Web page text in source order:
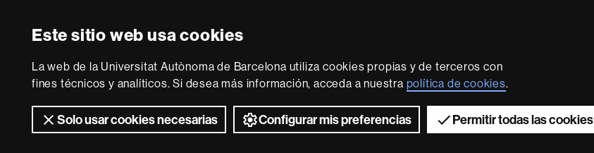
Este sitio web usa cookies
La web de la Universitat Autònoma de Barcelona utiliza cookies propias y de terceros con
fines técnicos y analíticos. Si desea más información, acceda a nuestra política de cookies.
Solo usar cookies necesarias Configurar mis preferencias Permitir todas las cookies
FFLFFLFFL
Euraxess
Sobre
esta
web
Aviso legal Protección de datos Sobre el web Accesibilidad web
2026 Universitat Autònoma de Barcelona